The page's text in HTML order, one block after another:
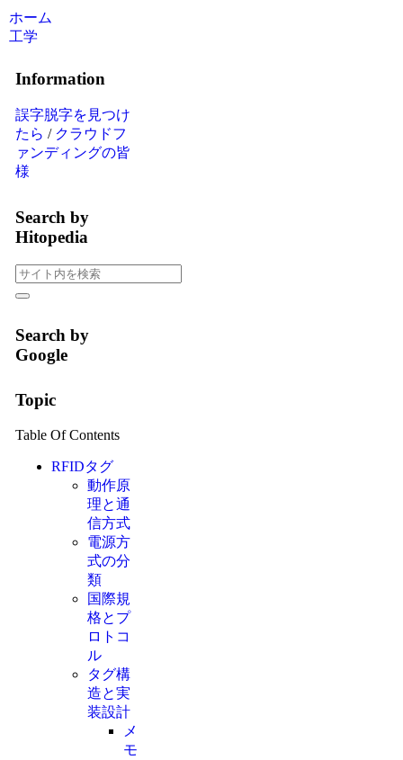
ホーム
工学
Information
誤字脱字を見つけ
たら / クラウドフ
ァンディングの皆
様
Search by
Hitopedia
Search by
Google
Topic
Table Of Contents
RFIDタグ
動作原
理と通
信方式
電源方
式の分
類
国際規
格とプ
ロトコ
ル
タグ構
造と実
装設計
メ
モ